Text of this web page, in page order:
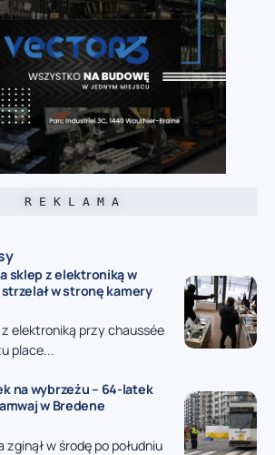
R E K L A M A
sklep z elektroniką w
w stronę kamery
z elektroniką przy chaussée
place...
na wybrzeżu – 64-latek
w Bredene
w środę po południu